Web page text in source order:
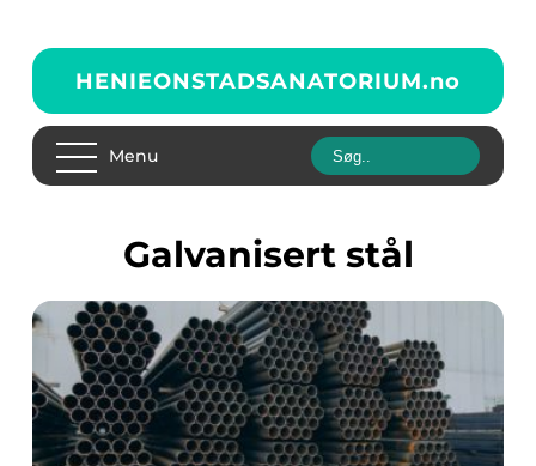
HENIEONSTADSANATORIUM.no
Menu
galvanisert stål